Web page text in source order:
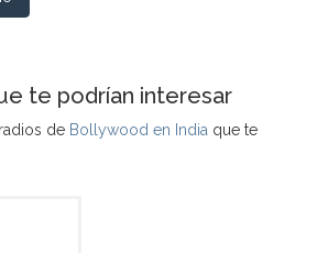
te podrían interesar
de Bollywood en India que te